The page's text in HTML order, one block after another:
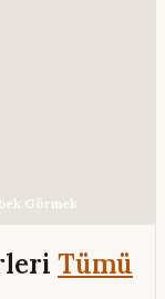
Görmek
Tümü